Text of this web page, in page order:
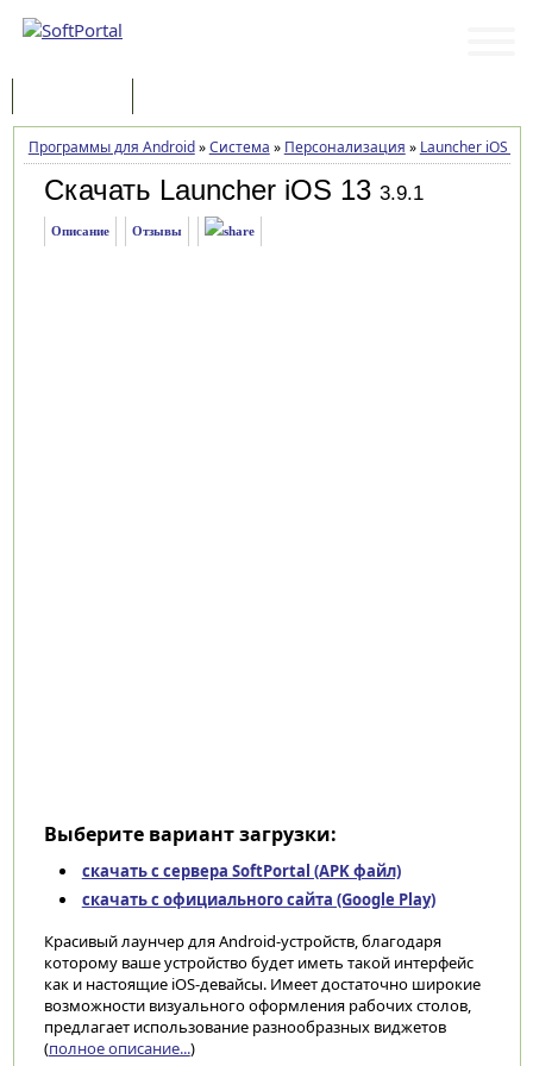
Программы для Android»Система » Персонализация » Launcher iOS 13
Скачать Launcher iOS 13 3.9.1
Описание Отзывы
Выберите вариант загрузки:
скачать с сервера SoftPortal (APK файл)
скачать с официального сайта (Google Play)
Красивый лаунчер для Android-устройств, благодаря
которому ваше устройство будет иметь такой интерфейс
как и настоящие iOS-девайсы. Имеет достаточно широкие
возможности визуального оформления рабочих столов,
предлагает использование разнообразных виджетов
(полное описание...)